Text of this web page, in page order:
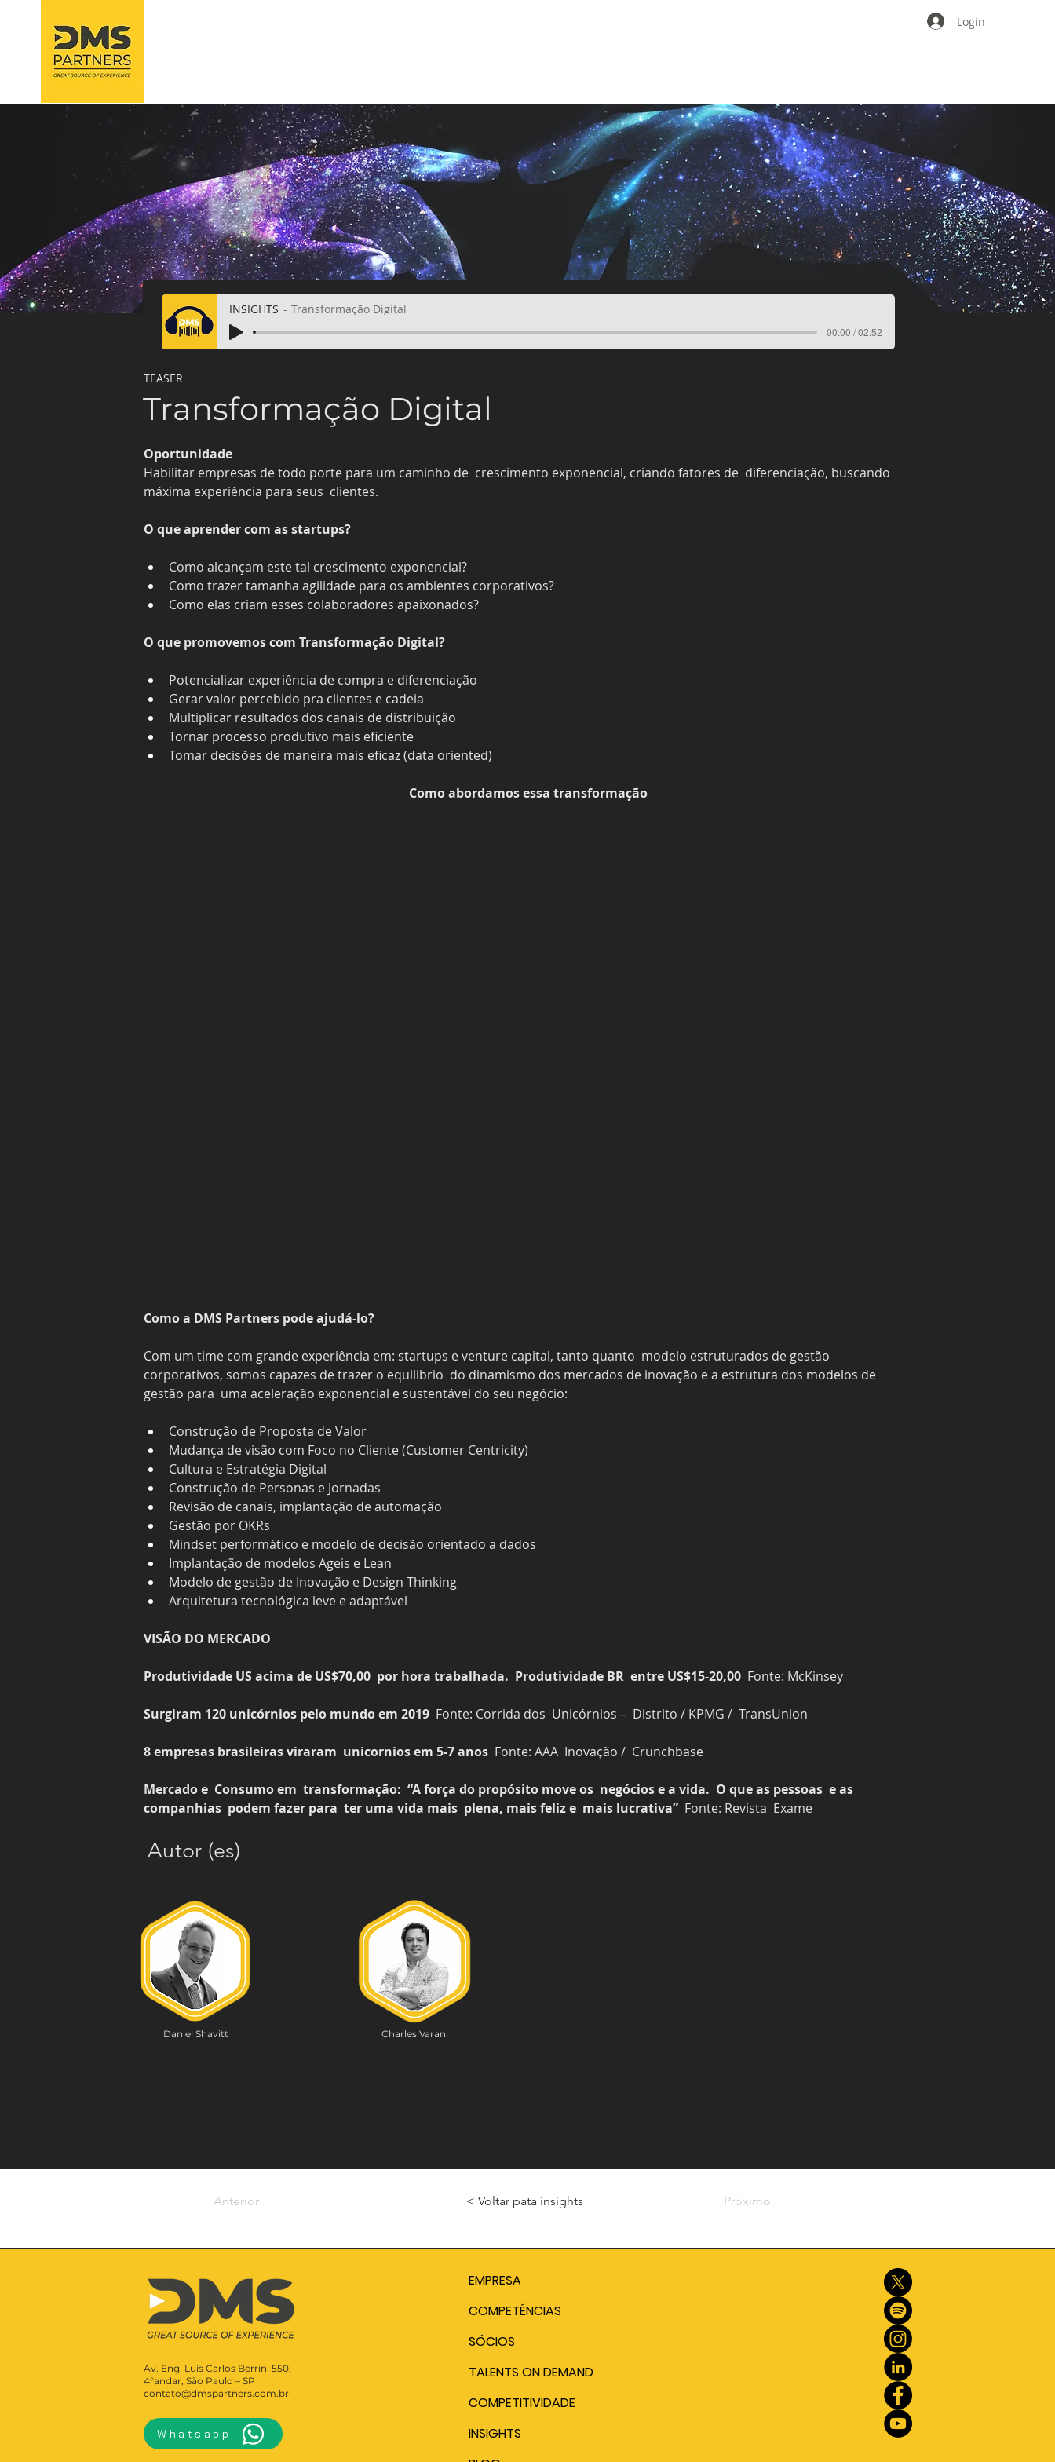
Login
INSIGHTS Transformação Digital
00:00 / 02:52
TEASER
Transformação Digital
Oportunidade
Habilitar empresas de todo porte para um caminho de  crescimento exponencial, criando fatores de  diferenciação, buscando
máxima experiência para seus  clientes.
O que aprender com as startups?
Como alcançam este tal crescimento exponencial?
Como trazer tamanha agilidade para os ambientes corporativos?
Como elas criam esses colaboradores apaixonados?
O que promovemos com Transformação Digital?
Potencializar experiência de compra e diferenciação
Gerar valor percebido pra clientes e cadeia
Multiplicar resultados dos canais de distribuição
Tornar processo produtivo mais eficiente
Tomar decisões de maneira mais eficaz (data oriented)
Como abordamos essa transformação
Como a DMS Partners pode ajudá-lo?
Com um time com grande experiência em: startups e venture capital, tanto quanto  modelo estruturados de gestão
corporativos, somos capazes de trazer o equilibrio  do dinamismo dos mercados de inovação e a estrutura dos modelos de
gestão para  uma aceleração exponencial e sustentável do seu negócio:
Construção de Proposta de Valor
Mudança de visão com Foco no Cliente (Customer Centricity)
Cultura e Estratégia Digital
Construção de Personas e Jornadas
Revisão de canais, implantação de automação
Gestão por OKRs
Mindset performático e modelo de decisão orientado a dados
Implantação de modelos Ageis e Lean
Modelo de gestão de Inovação e Design Thinking
Arquitetura tecnológica leve e adaptável
VISÃO DO MERCADO
Produtividade US acima de US$70,00  por hora trabalhada.  Produtividade BR  entre US$15-20,00 Fonte: McKinsey
Surgiram 120 unicórnios pelo mundo em 2019 Fonte: Corrida dos  Unicórnios –  Distrito / KPMG /  TransUnion
8 empresas brasileiras viraram  unicornios em 5-7 anos Fonte: AAA  Inovação /  Crunchbase
Mercado e  Consumo em  transformação:  “A força do propósito move os  negócios e a vida.  O que as pessoas  e as
companhias  podem fazer para  ter uma vida mais  plena, mais feliz e  mais lucrativa” Fonte: Revista  Exame
Daniel Shavitt Charles Varani
Autor (es)
Anterior < Voltar pata insights Próximo
Av. Eng. Luís Carlos Berrini 550,
4°andar, São Paulo – SP
contato@dmspartners.com.br
Whatsapp
EMPRESA
COMPETÊNCIAS
SÓCIOS
TALENTS ON DEMAND
COMPETITIVIDADE
INSIGHTS